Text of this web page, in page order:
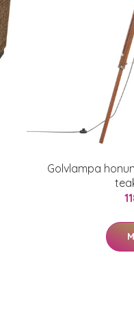
Golvlampa